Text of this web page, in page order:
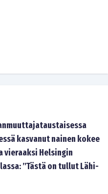
kasvanut nainen kokee
vieraaksi Helsingin
”Tästä on tullut Lähi-